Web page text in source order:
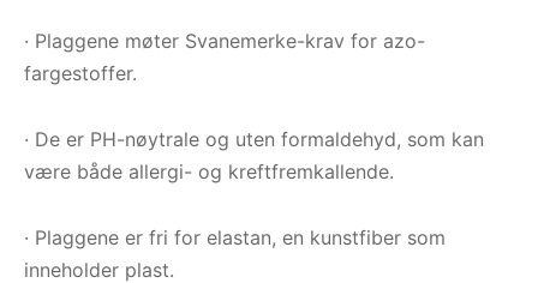
· Plaggene møter Svanemerke-krav for azo-
fargestoffer.
· De er PH-nøytrale og uten formaldehyd, som kan
være både allergi- og kreftfremkallende.
· Plaggene er fri for elastan, en kunstfiber som
inneholder plast.